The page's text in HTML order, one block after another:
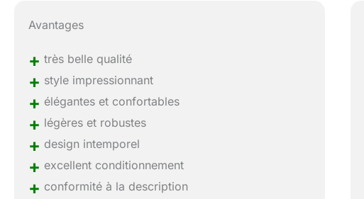
Avantages
+ très belle qualité
+ style impressionnant
+ élégantes et confortables
+ légères et robustes
+ design intemporel
+ excellent conditionnement
+ conformité à la description